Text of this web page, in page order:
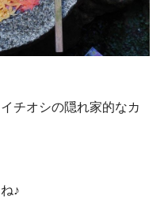
チオシの隠れ家的なカ
♪